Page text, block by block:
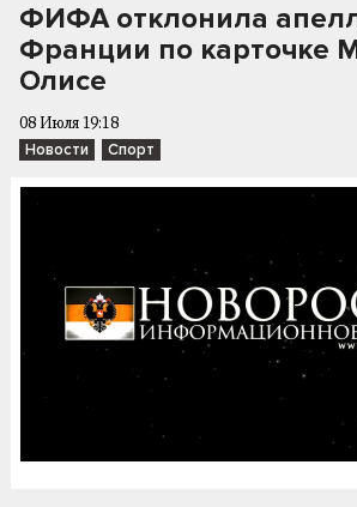
ФИФА отклонила
Франции по карточке
Олисе
08 Июля 19:18
Новости Спорт